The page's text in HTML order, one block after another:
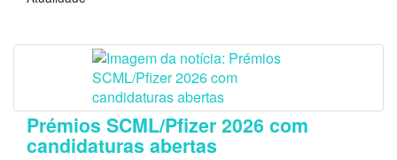
Prémios SCML/Pfizer 2026 com
candidaturas abertas